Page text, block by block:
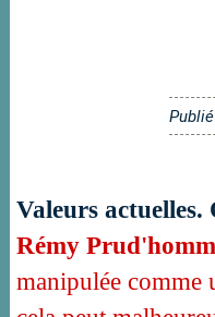
Valeurs
Rémy
manipulée comme